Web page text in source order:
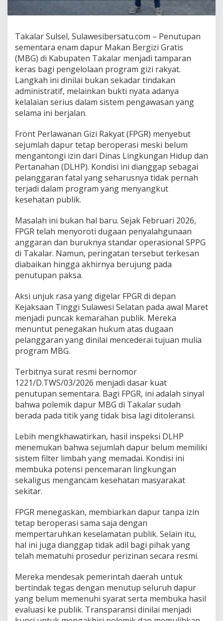
l
S
k
a
n
d
a
I
z
d
a
n
L
i
m
b
a
e
r
b
o
n
g
r
Takalar Sulsel, Sulawesibersatu.com – Penutupan
sementara enam dapur Makan Bergizi Gratis
(MBG) di Kabupaten Takalar menjadi tamparan
keras bagi pengelolaan program gizi rakyat.
Langkah ini dinilai bukan sekadar tindakan
administratif, melainkan bukti nyata adanya
kelalaian serius dalam sistem pengawasan yang
selama ini berjalan.
Front Perlawanan Gizi Rakyat (FPGR) menyebut
sejumlah dapur tetap beroperasi meski belum
mengantongi izin dari Dinas Lingkungan Hidup dan
Pertanahan (DLHP). Kondisi ini dianggap sebagai
pelanggaran fatal yang seharusnya tidak pernah
terjadi dalam program yang menyangkut
kesehatan publik.
Masalah ini bukan hal baru. Sejak Februari 2026,
FPGR telah menyoroti dugaan penyalahgunaan
anggaran dan buruknya standar operasional SPPG
di Takalar. Namun, peringatan tersebut terkesan
diabaikan hingga akhirnya berujung pada
penutupan paksa.
Aksi unjuk rasa yang digelar FPGR di depan
Kejaksaan Tinggi Sulawesi Selatan pada awal Maret
menjadi puncak kemarahan publik. Mereka
menuntut penegakan hukum atas dugaan
pelanggaran yang dinilai mencederai tujuan mulia
program MBG.
Terbitnya surat resmi bernomor
1221/D.TWS/03/2026 menjadi dasar kuat
penutupan sementara. Bagi FPGR, ini adalah sinyal
bahwa polemik dapur MBG di Takalar sudah
berada pada titik yang tidak bisa lagi ditoleransi.
Lebih mengkhawatirkan, hasil inspeksi DLHP
menemukan bahwa sejumlah dapur belum memiliki
sistem filter limbah yang memadai. Kondisi ini
membuka potensi pencemaran lingkungan
sekaligus mengancam kesehatan masyarakat
sekitar.
FPGR menegaskan, membiarkan dapur tanpa izin
tetap beroperasi sama saja dengan
mempertaruhkan keselamatan publik. Selain itu,
hal ini juga dianggap tidak adil bagi pihak yang
telah mematuhi prosedur perizinan secara resmi.
Mereka mendesak pemerintah daerah untuk
bertindak tegas dengan menutup seluruh dapur
yang belum memenuhi syarat serta membuka hasil
evaluasi ke publik. Transparansi dinilai menjadi